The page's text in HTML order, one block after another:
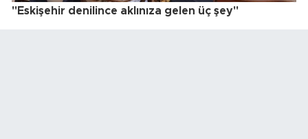
"Eskişehir denilince aklınıza gelen üç şey"